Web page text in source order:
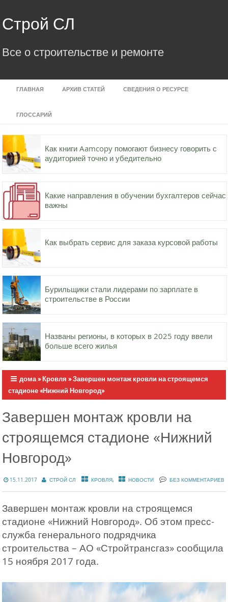
to
content
Строй СЛ
Все о строительстве и ремонте
ГЛАВНАЯ АРХИВ СТАТЕЙ СВЕДЕНИЯ О РЕСУРСЕ
ГЛОССАРИЙ
Как книги Aamcopy помогают бизнесу говорить с
аудиторией точно и убедительно
Какие направления в обучении бухгалтеров сейчас
важны
Как выбрать сервис для заказа курсовой работы
Бурильщики стали лидерами по зарплате в
строительстве в России
Названы регионы, в которых в 2025 году ввели
больше всего жилья
дома»Кровля »Завершен монтаж кровли на строящемся
стадионе «Нижний Новгород»
Завершен монтаж кровли на
строящемся стадионе «Нижний
Новгород»
15.11.2017 СТРОЙ СЛ КРОВЛЯ, НОВОСТИ БЕЗ КОММЕНТАРИЕВ
Завершен монтаж кровли на строящемся
стадионе «Нижний Новгород». Об этом пресс-
служба генерального подрядчика
строительства – АО «Стройтрансгаз» сообщила
15 ноября 2017 года.